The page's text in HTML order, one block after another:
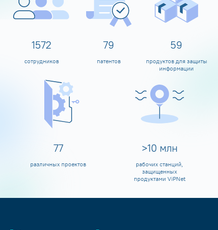
1600
сотрудников
80
патентов
60
продуктов для защиты
информации
80
различных проектов
>10 млн
рабочих станций,
защищенных
продуктами ViPNet